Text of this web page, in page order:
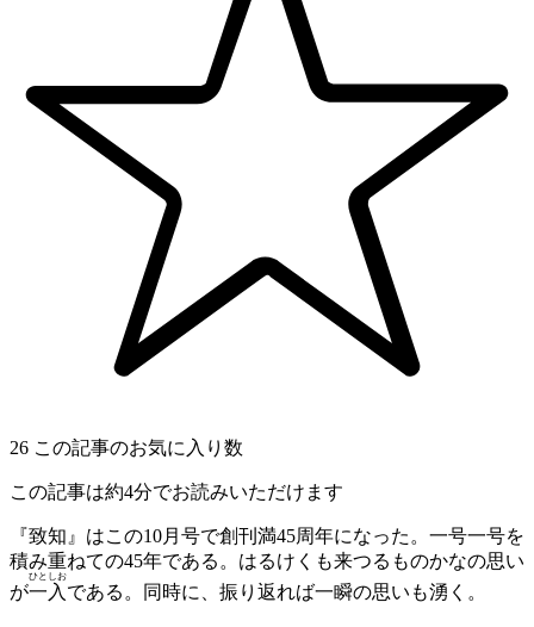
26 この記事のお気に入り数
この記事は約4分でお読みいただけます
『致知』はこの10月号で創刊満45周年になった。一号一号を
積み重ねての45年である。はるけくも来つるものかなの思い
が一
ひと
入
しお
である。同時に、振り返れば一瞬の思いも湧く。